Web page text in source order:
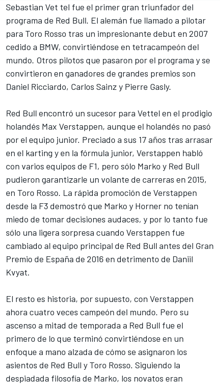
Sebastian Vet tel fue el primer gran triunfador del
programa de Red Bull. El alemán fue llamado a pilotar
para Toro Rosso tras un impresionante debut en 2007
cedido a BMW, convirtiéndose en tetracampeón del
mundo. Otros pilotos que pasaron por el programa y se
convirtieron en ganadores de grandes premios son
Daniel Ricciardo, Carlos Sainz y Pierre Gasly.
Red Bull encontró un sucesor para Vettel en el prodigio
holandés Max Verstappen, aunque el holandés no pasó
por el equipo junior. Preciado a sus 17 años tras arrasar
en el karting y en la fórmula junior, Verstappen habló
con varios equipos de F1, pero sólo Marko y Red Bull
pudieron garantizarle un volante de carreras en 2015,
en Toro Rosso. La rápida promoción de Verstappen
desde la F3 demostró que Marko y Horner no tenían
miedo de tomar decisiones audaces, y por lo tanto fue
sólo una ligera sorpresa cuando Verstappen fue
cambiado al equipo principal de Red Bull antes del Gran
Premio de España de 2016 en detrimento de Daniil
Kvyat.
El resto es historia, por supuesto, con Verstappen
ahora cuatro veces campeón del mundo. Pero su
ascenso a mitad de temporada a Red Bull fue el
primero de lo que terminó convirtiéndose en un
enfoque a mano alzada de cómo se asignaron los
asientos de Red Bull y Toro Rosso. Siguiendo la
despiadada filosofía de Marko, los novatos eran